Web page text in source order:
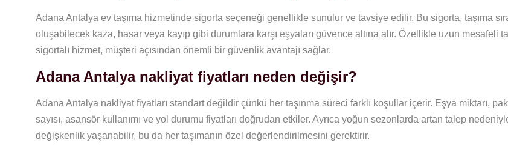
Adana Antalya ev taşıma hizmetinde sigorta seçeneği genellikle sunulur ve tavsiye edilir. Bu sigorta, taşıma
oluşabilecek kaza, hasar veya kayıp gibi durumlara karşı eşyaları güvence altına alır. Özellikle uzun mesafeli
sigortalı hizmet, müşteri açısından önemli bir güvenlik avantajı sağlar.
Adana Antalya nakliyat fiyatları neden değişir?
Adana Antalya nakliyat fiyatları standart değildir çünkü her taşınma süreci farklı koşullar içerir. Eşya miktarı,
sayısı, asansör kullanımı ve yol durumu fiyatları doğrudan etkiler. Ayrıca yoğun sezonlarda artan talep
değişkenlik yaşanabilir, bu da her taşımanın özel değerlendirilmesini gerektirir.